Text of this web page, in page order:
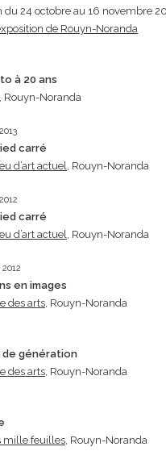
du 24 octobre au 16 novembre
de Rouyn-Noranda
à 20 ans
Rouyn-Noranda
carré
d’art actuel, Rouyn-Noranda
carré
d’art actuel, Rouyn-Noranda
en images
des arts, Rouyn-Noranda
de génération
des arts, Rouyn-Noranda
mille feuilles, Rouyn-Noranda